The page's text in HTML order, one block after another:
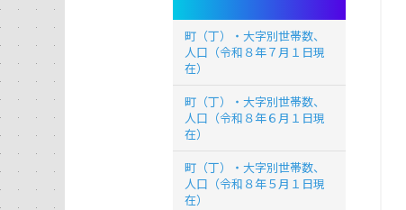
町（丁）・大字別世帯数、
人口（令和８年７月１日現
在）
町（丁）・大字別世帯数、
人口（令和８年６月１日現
在）
町（丁）・大字別世帯数、
人口（令和８年５月１日現
在）